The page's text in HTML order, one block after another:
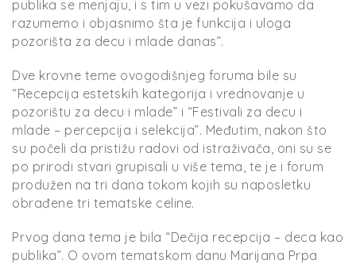
publika se menjaju, i s tim u vezi pokušavamo da
razumemo i objasnimo šta je funkcija i uloga
pozorišta za decu i mlade danas”.
Dve krovne teme ovogodišnjeg foruma bile su
“Recepcija estetskih kategorija i vrednovanje u
pozorištu za decu i mlade” i “Festivali za decu i
mlade – percepcija i selekcija”. Međutim, nakon što
su počeli da pristižu radovi od istraživača, oni su se
po prirodi stvari grupisali u više tema, te je i forum
produžen na tri dana tokom kojih su naposletku
obrađene tri tematske celine.
Prvog dana tema je bila “Dečija recepcija – deca kao
publika”. O ovom tematskom danu Marijana Prpa